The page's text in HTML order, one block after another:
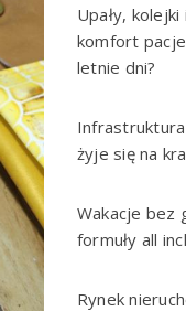
Upały,
komfort
letnie dni?
żyje się na
Wakacje bez
formuły all
Rynek